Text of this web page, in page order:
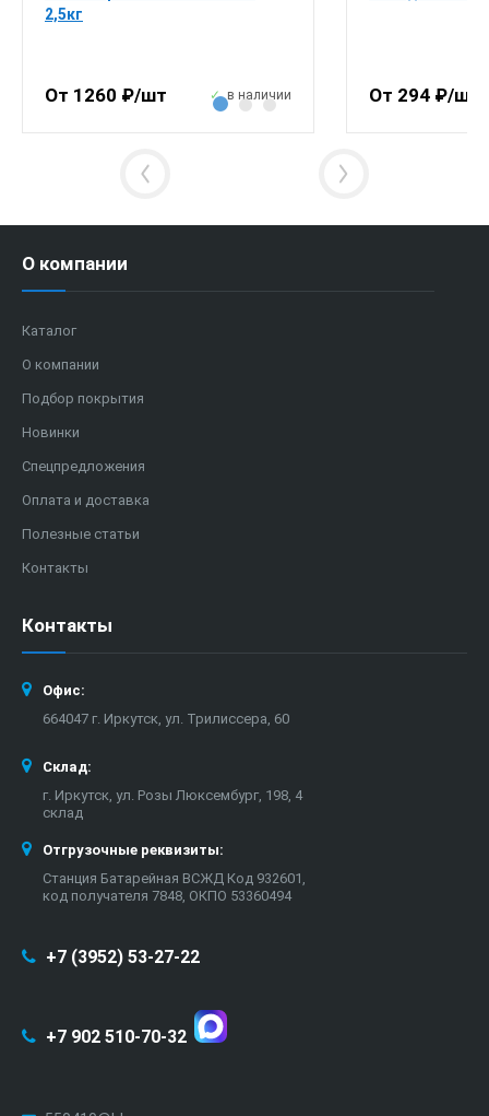
2,5кг
От 1260 ₽/шт в наличии От 294 ₽/шт
О компании
Каталог
О компании
Подбор покрытия
Новинки
Спецпредложения
Оплата и доставка
Полезные статьи
Контакты
Контакты
Офис:
664047 г. Иркутск, ул. Трилиссера, 60
Склад:
г. Иркутск, ул. Розы Люксембург, 198, 4
склад
Отгрузочные реквизиты:
Станция Батарейная ВСЖД Код 932601,
код получателя 7848, ОКПО 53360494
+7 (3952) 53-27-22
+7 902 510-70-32